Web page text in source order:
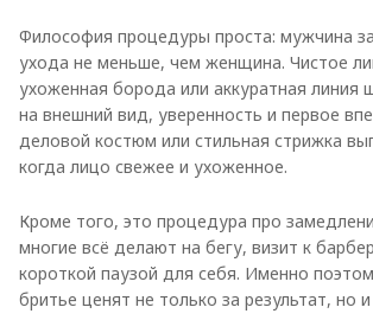
Философия процедуры проста: мужчина
ухода не меньше, чем женщина. Чистое
ухоженная борода или аккуратная линия
на внешний вид, уверенность и первое
деловой костюм или стильная стрижка
когда лицо свежее и ухоженное.
Кроме того, это процедура про
многие всё делают на бегу, визит к
короткой паузой для себя. Именно
бритье ценят не только за результат, но